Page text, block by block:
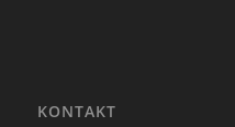
KONTAKT